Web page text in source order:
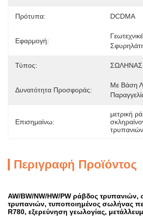
Πρότυπα: DCDMA
Εφαρμογή:
Τύπος:
Δυνατότητα Προσφοράς:
Με Βάση
Επισημαίνω:
μετρική
Περιγραφή Προϊόντος
AW/BW/NW/HW/PW ράβδος
τρυπανιών, τυποποιημένος σωλήνας
R780, εξερεύνηση γεωλογίας,